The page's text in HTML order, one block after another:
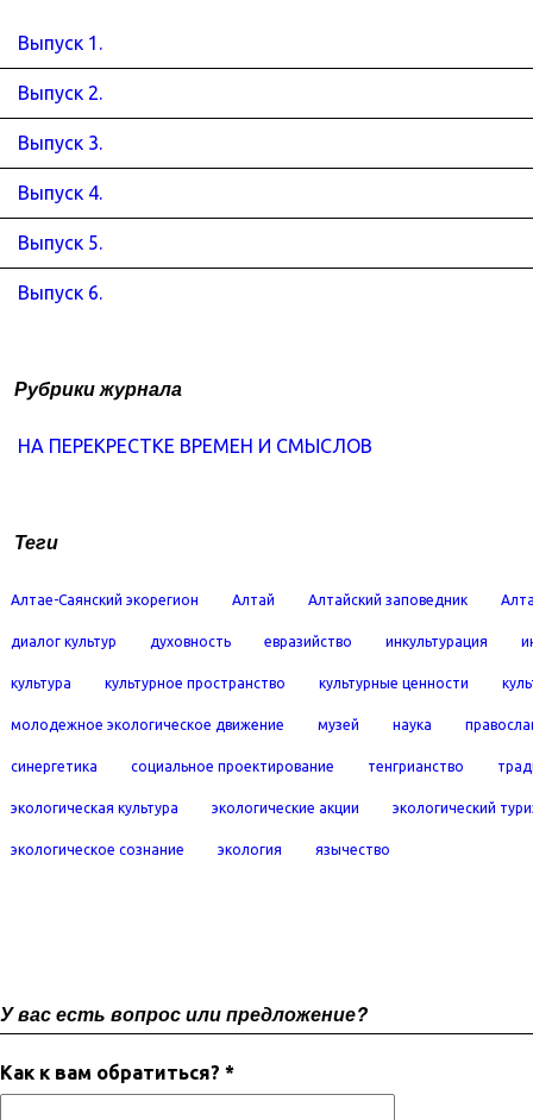
Выпуск 1.
Выпуск 2.
Выпуск 3.
Выпуск 4.
Выпуск 5.
Выпуск 6.
Рубрики журнала
НА ПЕРЕКРЕСТКЕ ВРЕМЕН И СМЫСЛОВ
Теги
Алтае-Саянский экорегион Алтай Алтайский заповедник
диалог культур духовность евразийство инкультурация
культура культурное пространство культурные ценности
молодежное экологическое движение музей наука
синергетика социальное проектирование тенгрианство
экологическая культура экологические акции экологический
экологическое сознание экология язычество
У вас есть вопрос или предложение?
Как к вам обратиться? *